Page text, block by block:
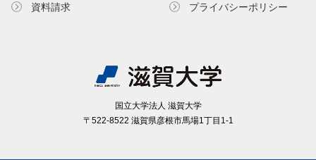
国⽴⼤学法⼈ 滋賀⼤学
〒522-8522 滋賀県彦根市⾺場1丁⽬1-1
資料請求 プライバシーポリシー